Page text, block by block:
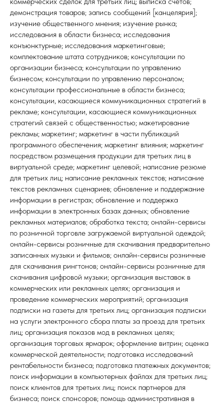
демонстрация товаров; запись сообщений [канцелярия];
изучение общественного мнения; изучение рынка;
исследования в области бизнеса; исследования
конъюнктурные; исследования маркетинговые;
комплектование штата сотрудников; консультации по
организации бизнеса; консультации по управлению
бизнесом; консультации по управлению персоналом;
консультации профессиональные в области бизнеса;
консультации, касающиеся коммуникационных стратегий в
рекламе; консультации, касающиеся коммуникационных
стратегий связей с общественностью; макетирование
рекламы; маркетинг; маркетинг в части публикаций
программного обеспечения; маркетинг влияния; маркетинг
посредством размещения продукции для третьих лиц в
виртуальной среде; маркетинг целевой; написание резюме
для третьих лиц; написание рекламных текстов; написание
текстов рекламных сценариев; обновление и поддержание
информации в регистрах; обновление и поддержка
информации в электронных базах данных; обновление
рекламных материалов; обработка текста; онлайн-сервисы
по розничной торговле загружаемой виртуальной одеждой;
онлайн-сервисы розничные для скачивания предварительно
записанных музыки и фильмов; онлайн-сервисы розничные
для скачивания рингтонов; онлайн-сервисы розничные для
скачивания цифровой музыки; организация выставок в
коммерческих или рекламных целях; организация и
проведение коммерческих мероприятий; организация
подписки на газеты для третьих лиц; организация подписки
на услуги электронного сбора платы за проезд для третьих
лиц; организация показов мод в рекламных целях;
организация торговых ярмарок; оформление витрин; оценка
коммерческой деятельности; подготовка исследований
рентабельности бизнеса; подготовка платежных документов;
поиск информации в компьютерных файлах для третьих лиц;
поиск клиентов для третьих лиц; поиск партнеров для
бизнеса; поиск спонсоров; помощь административная в